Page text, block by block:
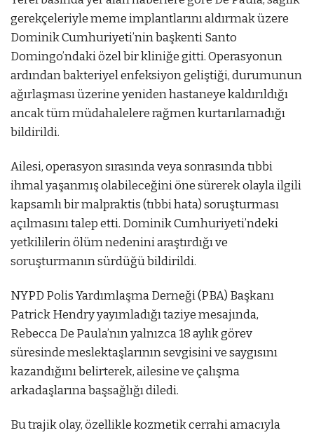
gerekçeleriyle meme implantlarını aldırmak üzere
Dominik Cumhuriyeti’nin başkenti Santo
Domingo’ndaki özel bir kliniğe gitti. Operasyonun
ardından bakteriyel enfeksiyon geliştiği, durumunun
ağırlaşması üzerine yeniden hastaneye kaldırıldığı
ancak tüm müdahalelere rağmen kurtarılamadığı
bildirildi.
Ailesi, operasyon sırasında veya sonrasında tıbbi
ihmal yaşanmış olabileceğini öne sürerek olayla ilgili
kapsamlı bir malpraktis (tıbbi hata) soruşturması
açılmasını talep etti. Dominik Cumhuriyeti’ndeki
yetkililerin ölüm nedenini araştırdığı ve
soruşturmanın sürdüğü bildirildi.
NYPD Polis Yardımlaşma Derneği (PBA) Başkanı
Patrick Hendry yayımladığı taziye mesajında,
Rebecca De Paula’nın yalnızca 18 aylık görev
süresinde meslektaşlarının sevgisini ve saygısını
kazandığını belirterek, ailesine ve çalışma
arkadaşlarına başsağlığı diledi.
Bu trajik olay, özellikle kozmetik cerrahi amacıyla